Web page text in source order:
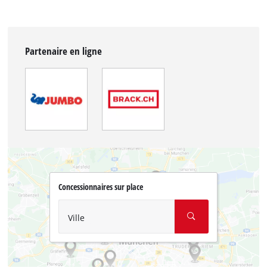
Partenaire en ligne
Concessionnaires sur place
Ville